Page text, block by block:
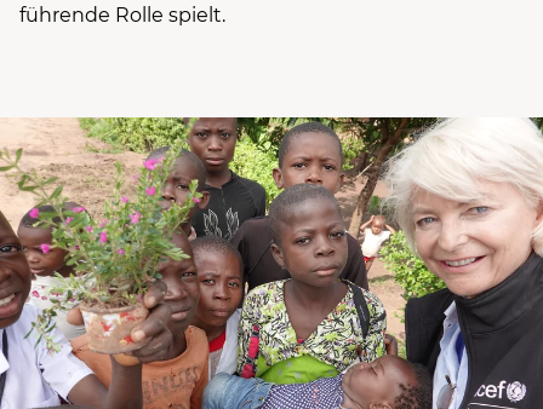
führende Rolle spielt.